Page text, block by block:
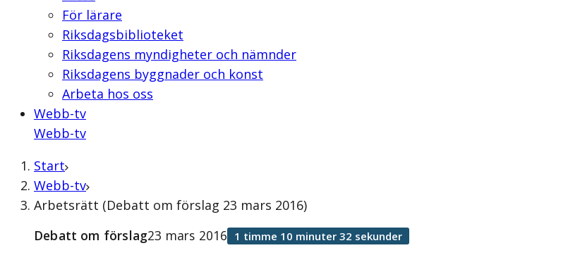
För lärare
Riksdagsbiblioteket
Riksdagens myndigheter och nämnder
Riksdagens byggnader och konst
Arbeta hos oss
Webb-tv
Webb-tv
Start
Webb-tv
Arbetsrätt (Debatt om förslag 23 mars 2016)
Debatt om förslag23 mars 2016 1 timme 10 minuter 32 sekunder